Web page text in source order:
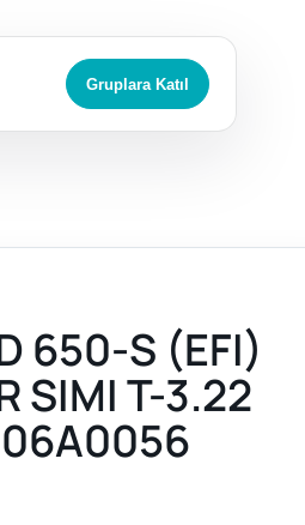
Gruplara Katıl
650-S (EFI)
SIMI T-3.22